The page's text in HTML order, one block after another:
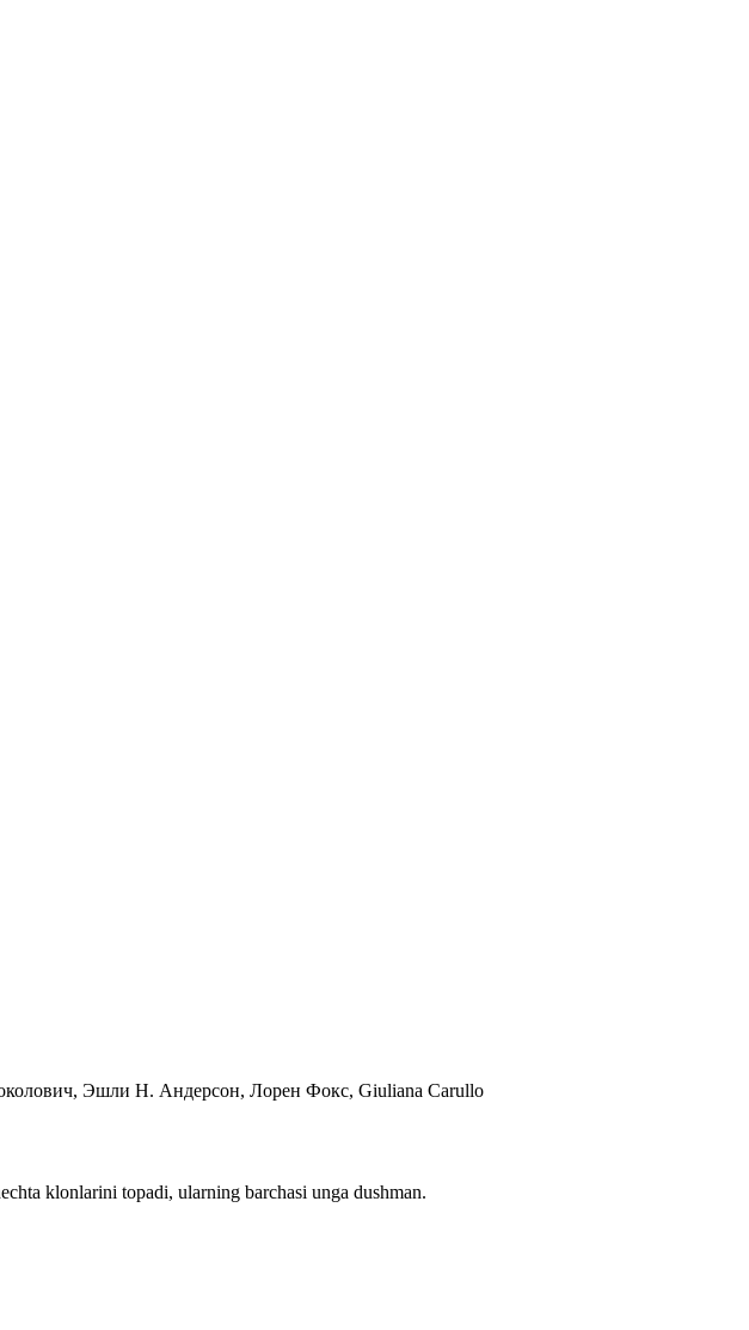
Эшли Н. Андерсон, Лорен Фокс, Giuliana Carullo
klonlarini topadi, ularning barchasi unga dushman.